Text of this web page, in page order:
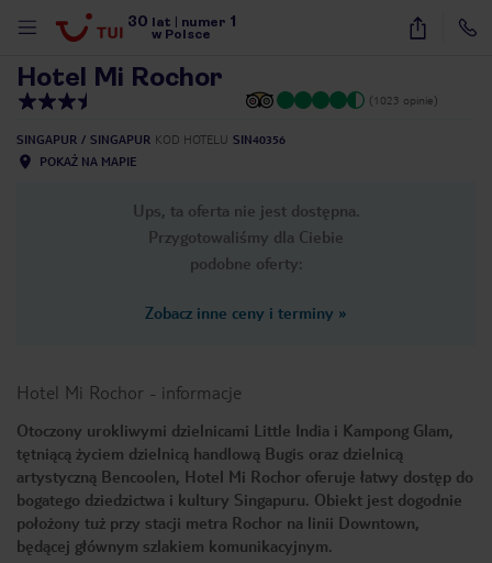
30 lat numer 1
w Polsce
17
Hotel Mi Rochor
(1023 opinie)
SINGAPUR SINGAPUR KOD HOTELU SIN40356
POKAŻ NA MAPIE
Ups, ta oferta nie jest dostępna.
Przygotowaliśmy dla Ciebie
podobne oferty:
Zobacz inne ceny i terminy »
Hotel Mi Rochor - informacje
Otoczony urokliwymi dzielnicami Little India i Kampong Glam,
tętniącą życiem dzielnicą handlową Bugis oraz dzielnicą
artystyczną Bencoolen, Hotel Mi Rochor oferuje łatwy dostęp do
bogatego dziedzictwa i kultury Singapuru. Obiekt jest dogodnie
położony tuż przy stacji metra Rochor na linii Downtown,
będącej głównym szlakiem komunikacyjnym.